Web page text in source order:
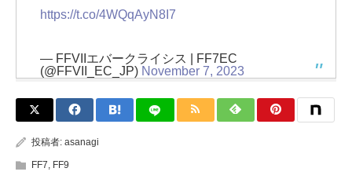
https://t.co/4WQqAyN8I7
— FFVIIエバークライシス | FF7EC
(@FFVII_EC_JP) November 7, 2023
投稿者: asanagi
FF7 FF9